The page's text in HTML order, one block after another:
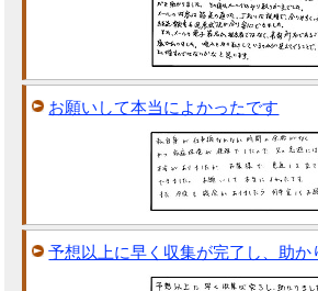
お願いして本当によかったです
予想以上に早く収集が完了し、助か